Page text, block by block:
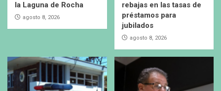
la Laguna de Rocha
agosto 8, 2026
rebajas en las tasas de
préstamos para
jubilados
agosto 8, 2026